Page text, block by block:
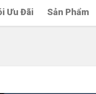
Ưu Đãi Sản Phẩm